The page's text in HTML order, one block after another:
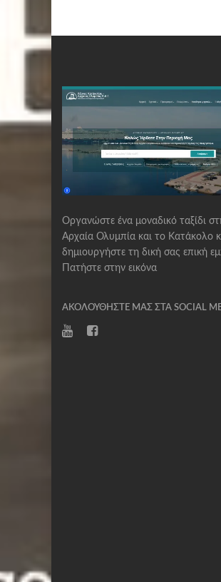
Οργανώστε ένα μοναδικό ταξίδι
Αρχαία Ολυμπία και το Κατάκολο
δημιουργήστε τη δική σας επική
Πατήστε στην εικόνα
ΑΚΟΛΟΥΘΉΣΤΕ ΜΑΣ ΣΤΑ SOCIAL